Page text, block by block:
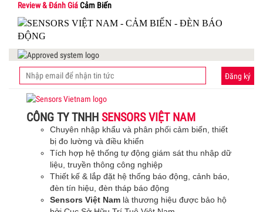
Review & Đánh GiáCảm Biến
Đăng ký
CÔNG TY TNHH SENSORS VIỆT NAM
Chuyên nhập khẩu và phân phối cảm biến, thiết
bị đo lường và điều khiển
Tích hợp hệ thống tự động giám sát thu nhập dữ
liệu, truyền thông công nghiệp
Thiết kế & lắp đặt hệ thống báo động, cảnh báo,
đèn tín hiệu, đèn tháp báo động
Sensors Việt Nam là thương hiệu được bảo hộ